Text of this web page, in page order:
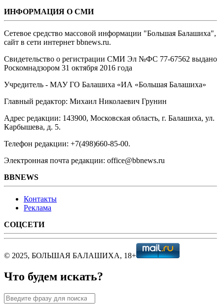
ИНФОРМАЦИЯ О СМИ
Сетевое средство массовой информации "Большая Балашиха",
сайт в сети интернет bbnews.ru.
Свидетельство о регистрации СМИ Эл №ФС ‎77-67562 выдано
Роскомнадзором 31 октября 2016 года
Учредитель - МАУ ГО Балашиха «ИА «Большая Балашиха»
Главный редактор: Михаил Николаевич Грунин
Адрес редакции: 143900, Московская область, г. Балашиха, ул.
Карбышева, д. 5.
Телефон редакции: +7(498)660-85-00.
Электронная почта редакции: office@bbnews.ru
BBNEWS
Контакты
Реклама
СОЦСЕТИ
© 2025, БОЛЬШАЯ БАЛАШИХА, 18+
Что будем искать?